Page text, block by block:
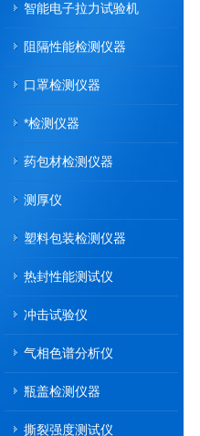
智能电子拉力试验机
阻隔性能检测仪器
口罩检测仪器
*检测仪器
药包材检测仪器
测厚仪
塑料包装检测仪器
热封性能测试仪
冲击试验仪
气相色谱分析仪
瓶盖检测仪器
撕裂强度测试仪